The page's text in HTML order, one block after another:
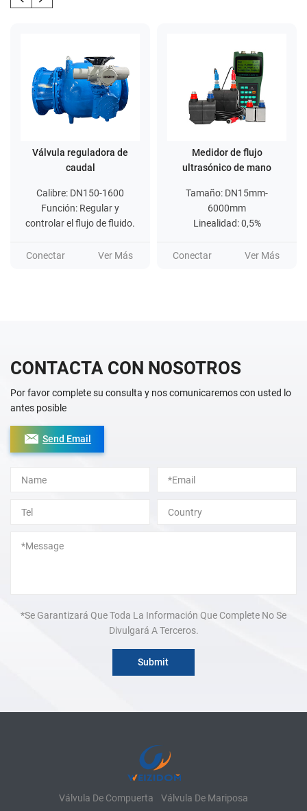
Válvula reguladora de
caudal
Calibre: DN150-1600
Función: Regular y
controlar el flujo de fluido.
Conectar Ver Más
Medidor de flujo
ultrasónico de mano
Tamaño: DN15mm-
6000mm
Linealidad: 0,5%
Conectar Ver Más
CONTACTA CON NOSOTROS
Por favor complete su consulta y nos comunicaremos con usted lo
antes posible
Send Email
*Se Garantizará Que Toda La Información Que Complete No Se
Divulgará A Terceros.
Alternative:
Válvula De Compuerta
Válvula De Mariposa